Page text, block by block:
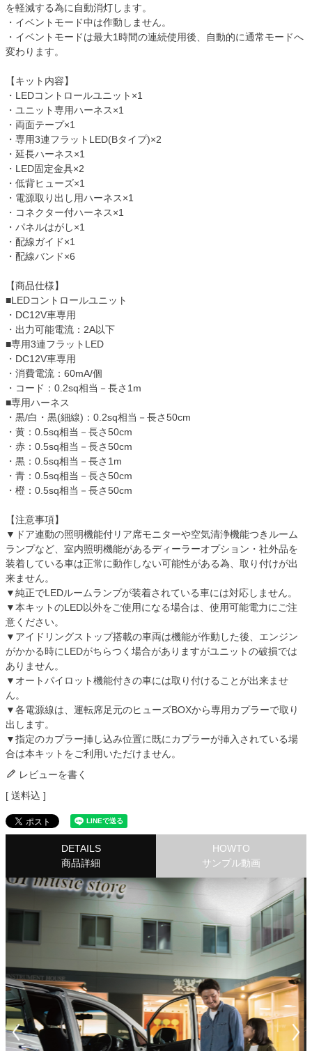
を軽減する為に自動消灯します。
・イベントモード中は作動しません。
・イベントモードは最大1時間の連続使用後、自動的に通常モードへ
変わります。
【キット内容】
・LEDコントロールユニット×1
・ユニット専用ハーネス×1
・両面テープ×1
・専用3連フラットLED(Bタイプ)×2
・延長ハーネス×1
・LED固定金具×2
・低背ヒューズ×1
・電源取り出し用ハーネス×1
・コネクター付ハーネス×1
・パネルはがし×1
・配線ガイド×1
・配線バンド×6
【商品仕様】
■LEDコントロールユニット
・DC12V車専用
・出力可能電流：2A以下
■専用3連フラットLED
・DC12V車専用
・消費電流：60mA/個
・コード：0.2sq相当－長さ1m
■専用ハーネス
・黒/白・黒(細線)：0.2sq相当－長さ50cm
・黄：0.5sq相当－長さ50cm
・赤：0.5sq相当－長さ50cm
・黒：0.5sq相当－長さ1m
・青：0.5sq相当－長さ50cm
・橙：0.5sq相当－長さ50cm
【注意事項】
▼ドア連動の照明機能付リア席モニターや空気清浄機能つきルーム
ランプなど、室内照明機能があるディーラーオプション・社外品を
装着している車は正常に動作しない可能性がある為、取り付けが出
来ません。
▼純正でLEDルームランプが装着されている車には対応しません。
▼本キットのLED以外をご使用になる場合は、使用可能電力にご注
意ください。
▼アイドリングストップ搭載の車両は機能が作動した後、エンジン
がかかる時にLEDがちらつく場合がありますがユニットの破損では
ありません。
▼オートパイロット機能付きの車には取り付けることが出来ませ
ん。
▼各電源線は、運転席足元のヒューズBOXから専用カプラーで取り
出します。
▼指定のカプラー挿し込み位置に既にカプラーが挿入されている場
合は本キットをご利用いただけません。
レビューを書く
送料込
DETAILS
商品詳細
HOWTO
サンプル動画